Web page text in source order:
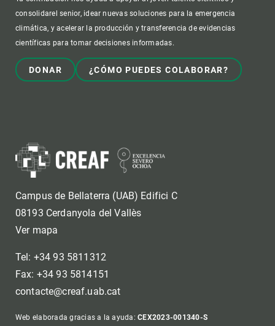
consolidarel senior, idear nuevas soluciones para la emergencia
climática, y acelerar la producción y transferencia de evidencias
científicas para tomar decisiones informadas.
DONAR ¿CÓMO PUEDES COLABORAR?
Campus de Bellaterra (UAB) Edifici C
08193 Cerdanyola del Vallès
Ver mapa
Tel: +34 93 5811312
Fax: +34 93 5814151
contacte@creaf.uab.cat
Web elaborada gracias a la ayuda:CEX2023-001340-S